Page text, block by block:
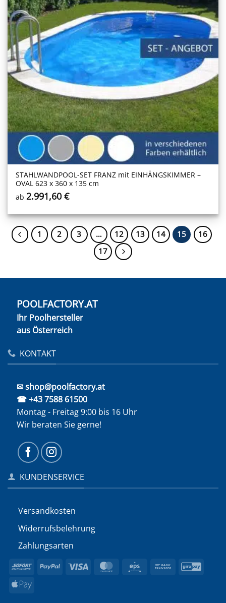
STAHLWANDPOOL-SET FRANZ mit EINHÄNGSKIMMER –
OVAL 623 x 360 x 135 cm
ab2.991,60€
1 2 3 … 12 13 14 15
16
17
POOLFACTORY.AT
Ihr Poolhersteller
aus Österreich
KONTAKT
✉ shop@poolfactory.at
☎ +43 7588 61500
Montag - Freitag 9:00 bis 16 Uhr
Wir beraten Sie gerne!
KUNDENSERVICE
Versandkosten
Widerrufs­belehrung
Zahlungsarten
Sofort PayPal Visa MasterCard
Eps
Bank
Apple